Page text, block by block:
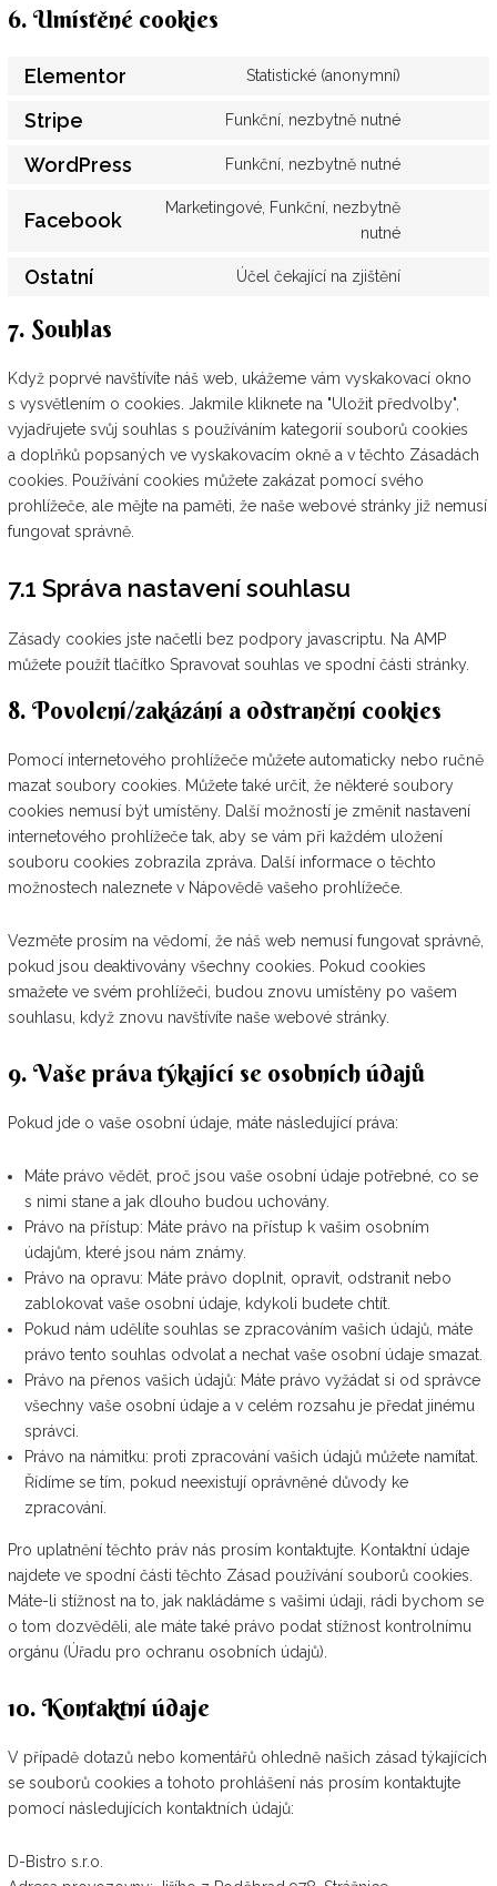
6. Umístěné cookies
Elementor Statistické (anonymní)
Stripe Funkční, nezbytně nutné
WordPress Funkční, nezbytně nutné
Facebook
Marketingové, Funkční, nezbytně
nutné
Ostatní Účel čekající na zjištění
7. Souhlas
Když poprvé navštívíte náš web, ukážeme vám vyskakovací okno
s vysvětlením o cookies. Jakmile kliknete na "Uložit předvolby",
vyjadřujete svůj souhlas s používáním kategorií souborů cookies
a doplňků popsaných ve vyskakovacím okně a v těchto Zásadách
cookies. Používání cookies můžete zakázat pomocí svého
prohlížeče, ale mějte na paměti, že naše webové stránky již nemusí
fungovat správně.
7.1 Správa nastavení souhlasu
Zásady cookies jste načetli bez podpory javascriptu. Na AMP
můžete použít tlačítko Spravovat souhlas ve spodní části stránky.
8. Povolení/zakázání a odstranění cookies
Pomocí internetového prohlížeče můžete automaticky nebo ručně
mazat soubory cookies. Můžete také určit, že některé soubory
cookies nemusí být umístěny. Další možností je změnit nastavení
internetového prohlížeče tak, aby se vám při každém uložení
souboru cookies zobrazila zpráva. Další informace o těchto
možnostech naleznete v Nápovědě vašeho prohlížeče.
Vezměte prosím na vědomí, že náš web nemusí fungovat správně,
pokud jsou deaktivovány všechny cookies. Pokud cookies
smažete ve svém prohlížeči, budou znovu umístěny po vašem
souhlasu, když znovu navštívíte naše webové stránky.
9. Vaše práva týkající se osobních údajů
Pokud jde o vaše osobní údaje, máte následující práva:
Máte právo vědět, proč jsou vaše osobní údaje potřebné, co se
s nimi stane a jak dlouho budou uchovány.
Právo na přístup: Máte právo na přístup k vašim osobním
údajům, které jsou nám známy.
Právo na opravu: Máte právo doplnit, opravit, odstranit nebo
zablokovat vaše osobní údaje, kdykoli budete chtít.
Pokud nám udělíte souhlas se zpracováním vašich údajů, máte
právo tento souhlas odvolat a nechat vaše osobní údaje smazat.
Právo na přenos vašich údajů: Máte právo vyžádat si od správce
všechny vaše osobní údaje a v celém rozsahu je předat jinému
správci.
Právo na námitku: proti zpracování vašich údajů můžete namítat.
Řídíme se tím, pokud neexistují oprávněné důvody ke
zpracování.
Pro uplatnění těchto práv nás prosím kontaktujte. Kontaktní údaje
najdete ve spodní části těchto Zásad používání souborů cookies.
Máte-li stížnost na to, jak nakládáme s vašimi údaji, rádi bychom se
o tom dozvěděli, ale máte také právo podat stížnost kontrolnímu
orgánu (Úřadu pro ochranu osobních údajů).
10. Kontaktní údaje
V případě dotazů nebo komentářů ohledně našich zásad týkajících
se souborů cookies a tohoto prohlášení nás prosím kontaktujte
pomocí následujících kontaktních údajů:
D-Bistro s.r.o.